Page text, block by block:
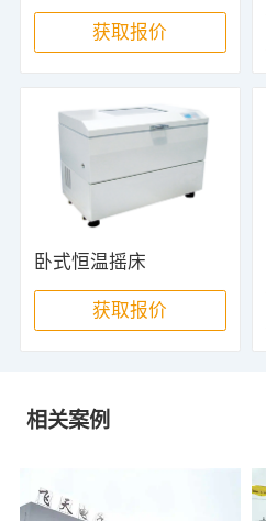
获取报价
卧式恒温摇床
获取报价
相关案例